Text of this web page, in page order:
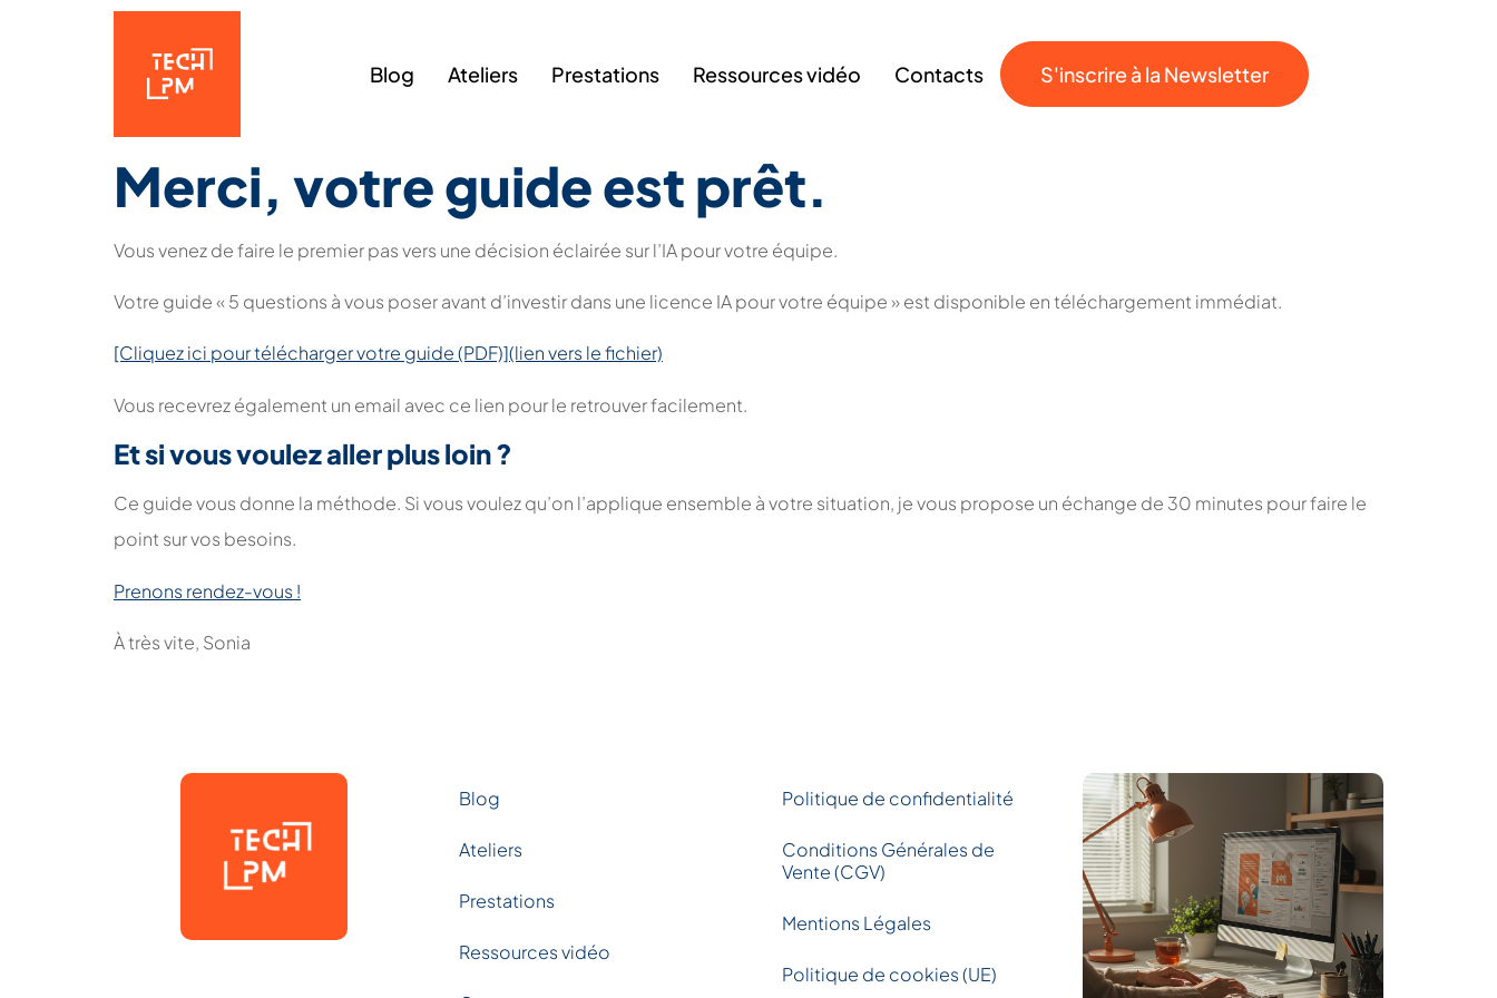
Blog Ateliers Prestations Ressources vidéo Contacts S'inscrire à la Newsletter
Merci, votre guide est prêt.
Vous venez de faire le premier pas vers une décision éclairée sur l’IA pour votre équipe.
Votre guide « 5 questions à vous poser avant d’investir dans une licence IA pour votre équipe » est disponible en téléchargement immédiat.
[Cliquez ici pour télécharger votre guide (PDF)](lien vers le fichier)
Vous recevrez également un email avec ce lien pour le retrouver facilement.
Et si vous voulez aller plus loin ?
Ce guide vous donne la méthode. Si vous voulez qu’on l’applique ensemble à votre situation, je vous propose un échange de 30 minutes pour faire le
point sur vos besoins.
Prenons rendez-vous !
À très vite, Sonia
Blog
Ateliers
Prestations
Ressources vidéo
Politique de confidentialité
Conditions Générales de
Vente (CGV)
Mentions Légales
Politique de cookies (UE)